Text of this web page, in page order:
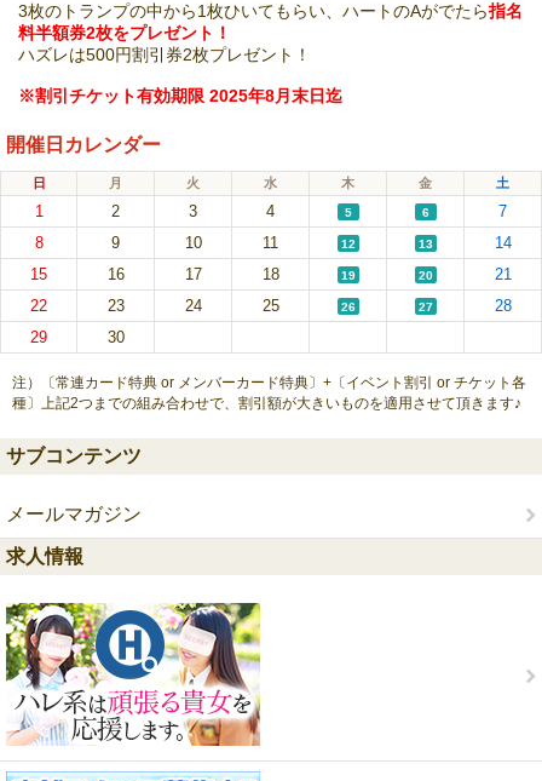
3枚のトランプの中から1枚ひいてもらい、ハートのAがでたら指名
料半額券2枚をプレゼント！
ハズレは500円割引券2枚プレゼント！
※割引チケット有効期限 2025年8月末日迄
開催日カレンダー
日 月 火 水 木 金 土
1 2 3 4 5 6
7
8
9 10 11 12 13
14
15
16 17 18 19 20
21
22
23 24 25 26 27
28
29
30
注）〔常連カード特典 or メンバーカード特典〕+〔イベント割引 or チケット各
種〕上記2つまでの組み合わせで、割引額が大きいものを適用させて頂きます♪
サブコンテンツ
メールマガジン
求人情報